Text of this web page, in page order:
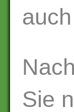
Sie